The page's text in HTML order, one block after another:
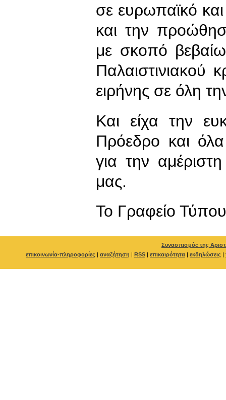
σε ευρωπαϊκό και
και την
με σκοπό
Παλαιστινιακού
ειρήνης σε όλη
Και είχα την
Πρόεδρο και
για την
μας.
To Γραφείο Τύπου
Συνασπισμός της
επικοινωνία-πληροφορίες | αναζήτηση | RSS | επικαιρότητα | εκδηλώσεις |